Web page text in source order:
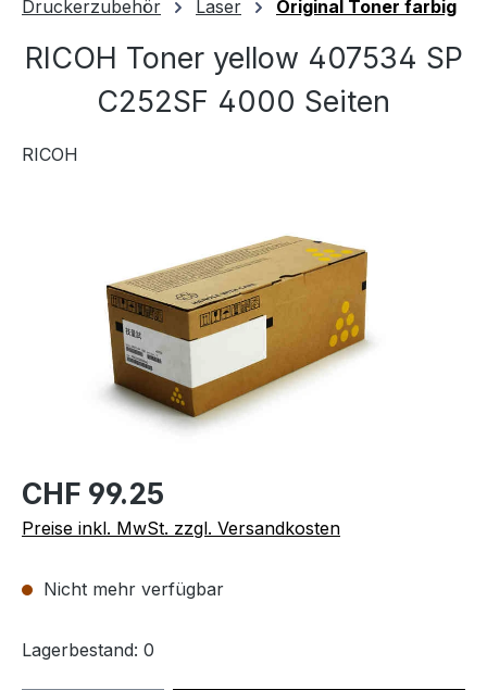
Druckerzubehör Laser Original Toner farbig
RICOH Toner yellow 407534 SP
C252SF 4000 Seiten
RICOH
CHF 99.25
Preise inkl. MwSt. zzgl. Versandkosten
Nicht mehr verfügbar
Lagerbestand: 0